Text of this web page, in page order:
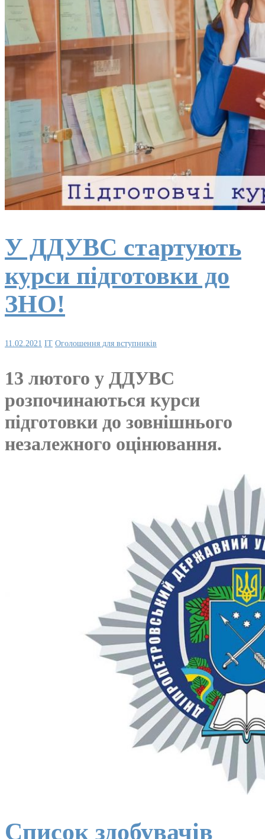
У ДДУВС стартують
курси підготовки до
ЗНО!
11.02.2021 IT Оголошення для вступників
13 лютого у ДДУВС
розпочинаються курси
підготовки до зовнішнього
незалежного оцінювання.
Список здобувачів